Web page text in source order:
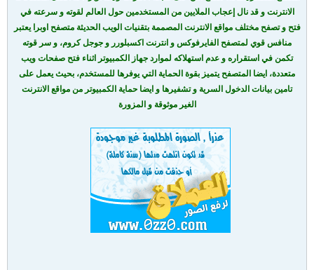
الانترنت و قد نال إعجاب الملايين من المستخدمين حول العالم لقوته و سرعته في
فتح و تصفح مختلف مواقع الانترنت المصممة بتقنيات الويب الحديثة متصفح اوبرا يعتبر
منافس قوي لمتصفح الفايرفوكس و انترنت اكسبلورر و جوجل كروم، و سر قوته
تكمن في استقراره و عدم استهلاكه لموارد جهاز الكمبيوتر اثناء فتح صفحات ويب
متعددة، ايضا المتصفح يتميز بقوة الحماية التي يوفرها للمستخدم، بحيث يعمل على
تامين بيانات الدخول السرية و تشفيرها و ايضا حماية الكمبيوتر من مواقع الانترنت
الغير موثوقة و المزورة